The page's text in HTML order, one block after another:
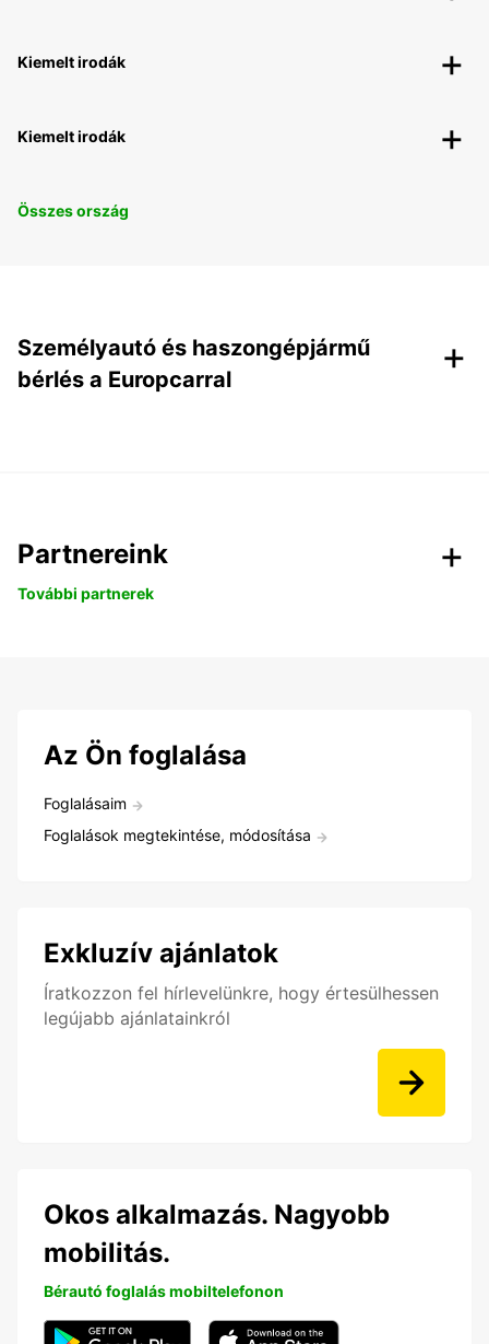
Kiemelt irodák
Kiemelt irodák
Összes ország
Személyautó és haszongépjármű
bérlés a Europcarral
+
Partnereink
További partnerek
Az Ön foglalása
Foglalásaim
Foglalások megtekintése, módosítása
Exkluzív ajánlatok
Íratkozzon fel hírlevelünkre, hogy értesülhessen
legújabb ajánlatainkról
Okos alkalmazás. Nagyobb
mobilitás.
Bérautó foglalás mobiltelefonon